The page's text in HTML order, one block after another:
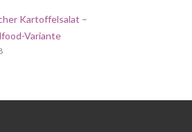
Kartoffelsalat –
Variante